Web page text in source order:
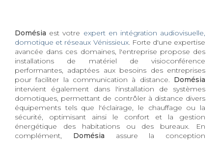
Domésia est votre expert en intégration audiovisuelle,
domotique et réseaux Vénissieux. Forte d'une expertise
avancée dans ces domaines, l'entreprise propose des
installations de matériel de visioconférence
performantes, adaptées aux besoins des entreprises
pour faciliter la communication à distance. Domésia
intervient également dans l'installation de systèmes
domotiques, permettant de contrôler à distance divers
équipements tels que l'éclairage, le chauffage ou la
sécurité, optimisant ainsi le confort et la gestion
énergétique des habitations ou des bureaux. En
complément, Domésia assure la conception